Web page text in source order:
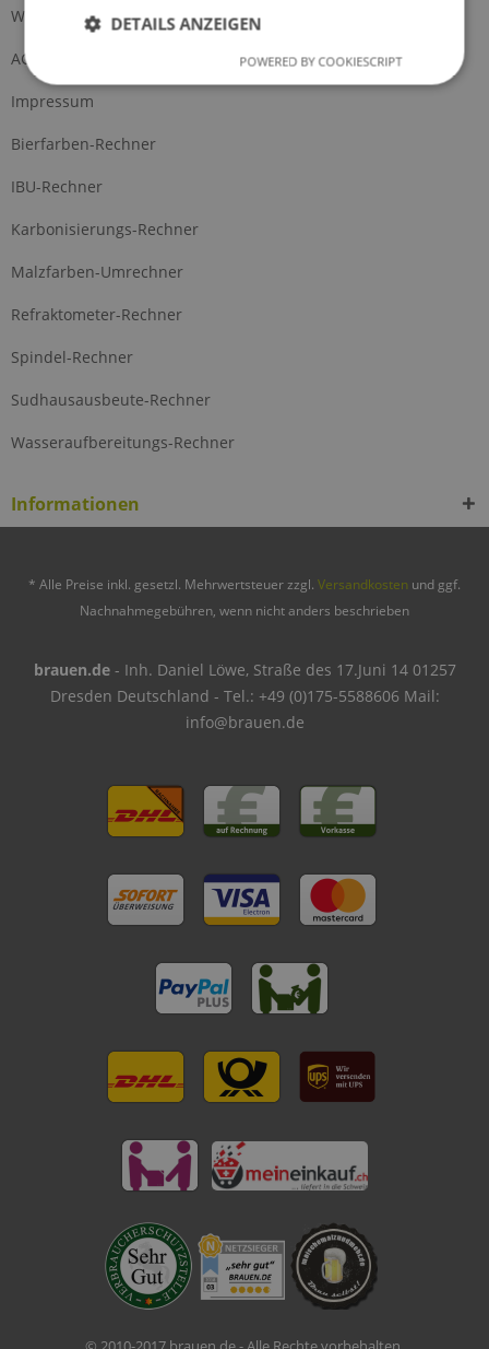
Widerrufsformular
AGB
Impressum
Bierfarben-Rechner
IBU-Rechner
Karbonisierungs-Rechner
Malzfarben-Umrechner
Refraktometer-Rechner
Spindel-Rechner
Sudhausausbeute-Rechner
Wasseraufbereitungs-Rechner
Informationen
* Alle Preise inkl. gesetzl. Mehrwertsteuer zzgl. Versandkosten und ggf.
Nachnahmegebühren, wenn nicht anders beschrieben
brauen.de- Inh. Daniel Löwe, Straße des 17.Juni 14 01257
Dresden Deutschland - Tel.: +49 (0)175-5588606 Mail:
info@brauen.de
DETAILS ANZEIGEN
POWERED BY COOKIESCRIPT